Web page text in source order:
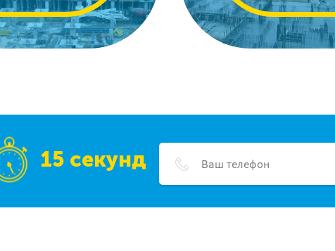
15 секунд